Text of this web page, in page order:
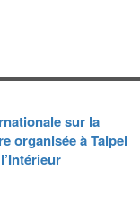
sur la
organisée à Taipei